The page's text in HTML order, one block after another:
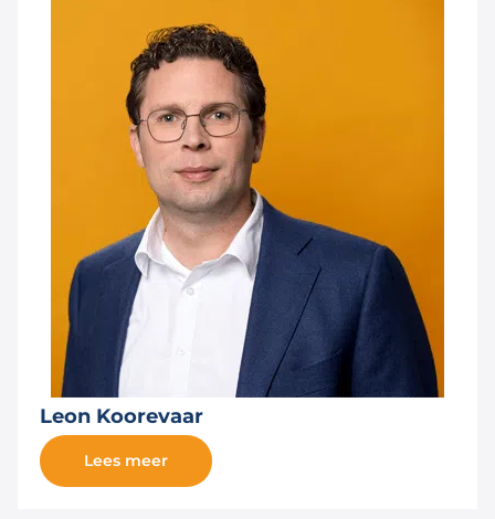
Leon Koorevaar
Lees meer